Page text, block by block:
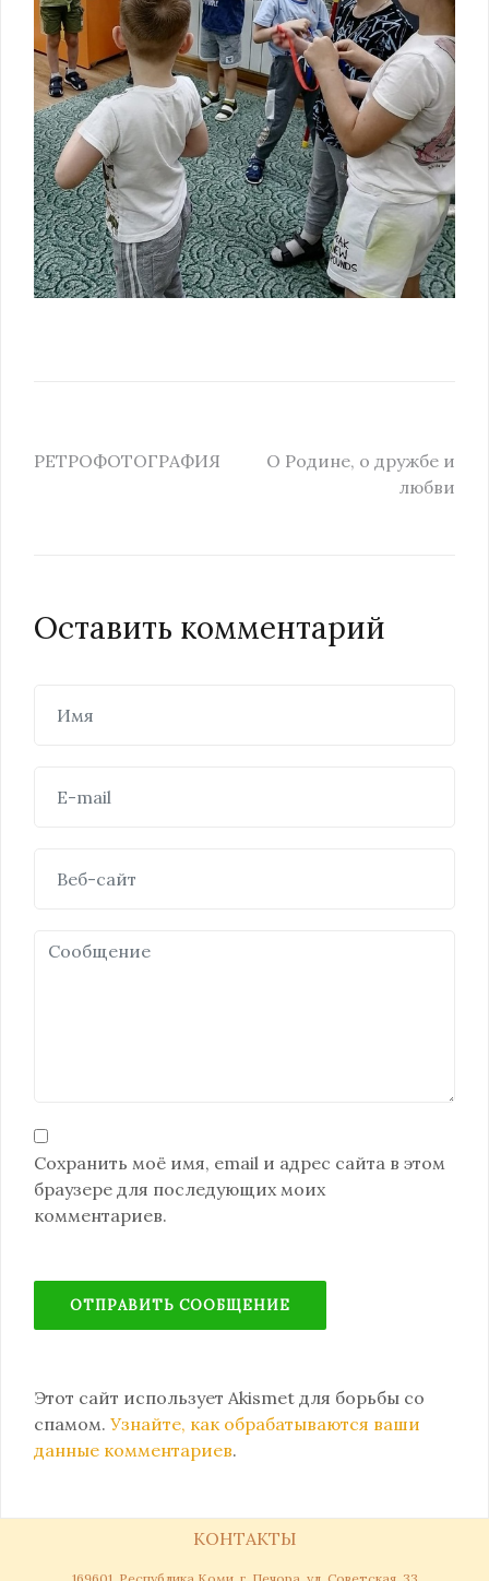
РЕТРОФОТОГРАФИЯ
О Родине, о дружбе и
любви
Оставить комментарий
Сохранить моё имя, email и адрес сайта в этом
браузере для последующих моих
комментариев.
Этот сайт использует Akismet для борьбы со
спамом. Узнайте, как обрабатываются ваши
данные комментариев.
КОНТАКТЫ